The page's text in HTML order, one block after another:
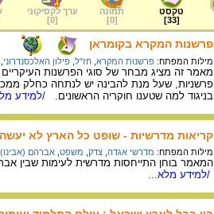
טקסט
[
33
]
תמונה
[
0
]
ערך לקסיקוני
[
0
]
פרשנות המקרא בקומראן
מילות המפתח: פרשנות המקרא חז"ל פילון האלכסנדרוני
מאמר זה מציג מבחר של סוגי הפרשנות
פרשניות, שעל מנת להבינה יש לנתחה כחלק
בניגוד למה שטענו חוקריה הראשונים.
/למידע
קריאות מדרשיות - שופט כל הארץ לא
מילות המפתח: מדרשי אגדה צדק משפט אברהם (אבינו)
המאמר בוחן התייחסות מדרשית לעימות שבין
/למידע מלא...